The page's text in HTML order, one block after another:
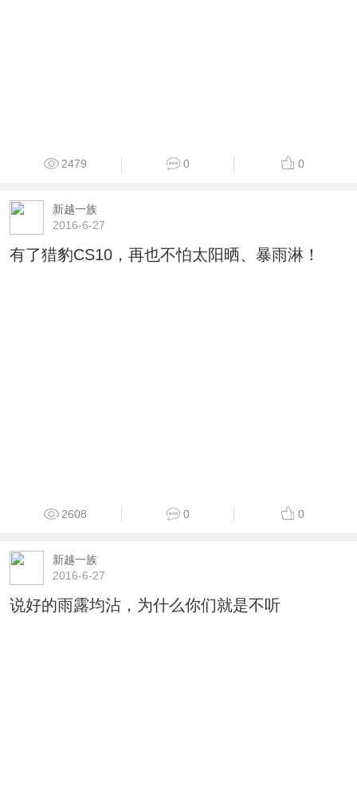
2479 0 0
新越一族
2016-6-27
有了猎豹CS10，再也不怕太阳晒、暴雨淋！
2608 0 0
新越一族
2016-6-27
说好的雨露均沾，为什么你们就是不听